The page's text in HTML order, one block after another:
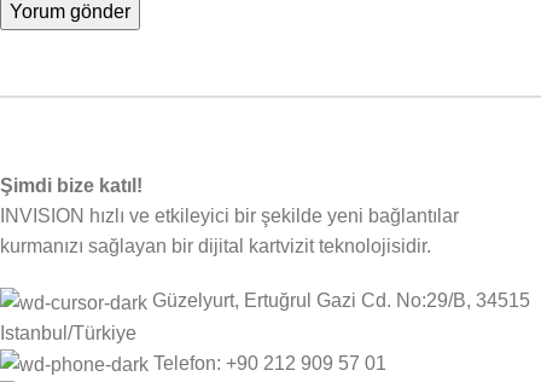
Şimdi bize katıl!
INVISION hızlı ve etkileyici bir şekilde yeni bağlantılar
kurmanızı sağlayan bir dijital kartvizit teknolojisidir.
Güzelyurt, Ertuğrul Gazi Cd. No:29/B, 34515
Istanbul/Türkiye
Telefon: +90 212 909 57 01